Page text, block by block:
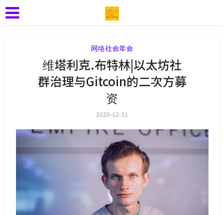
网络社会年会
维塔利克.布特林|以太坊社
群治理与Gitcoin的二次方募
资
2020-12-31